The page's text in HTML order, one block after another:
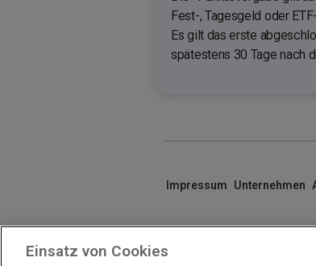
Fest-, Tagesgeld oder
Es gilt das erste
spätestens 30 Tage nach
Impressum Unternehmen
Einsatz von Cookies